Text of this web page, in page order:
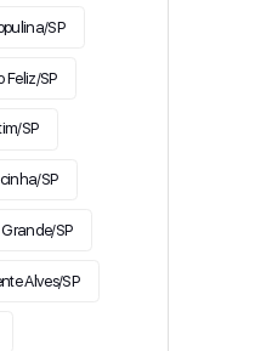
SP
Feliz/SP
SP
SP
SP
Alves/SP